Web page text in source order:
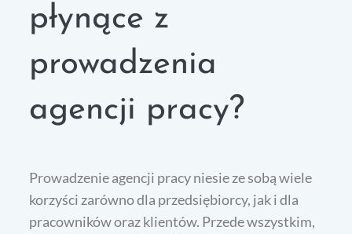
płynące z
prowadzenia
agencji pracy?
Prowadzenie agencji pracy niesie ze sobą wiele
korzyści zarówno dla przedsiębiorcy, jak i dla
pracowników oraz klientów. Przede wszystkim,